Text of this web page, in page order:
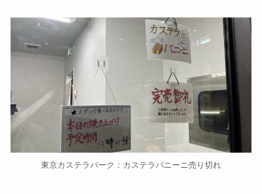
東京カステラパーク：カステラパニーニ売り切れ